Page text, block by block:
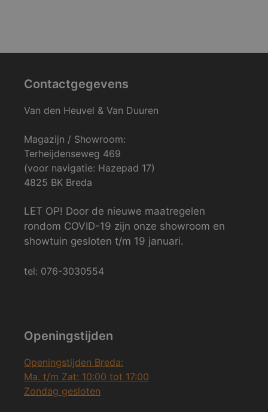
Contactgegevens
Van den Heuvel & Van Duuren
Magazijn / Showroom:
Terheijdenseweg 469
(voor navigatie: Hazepad 17)
4825 BK Breda
LET OP! Door de nieuwe maatregelen
rondom COVID-19 zijn onze showroom en
showtuin gesloten t/m 19 januari.
tel: 076-3030554
Openingstijden
Openingstijden Breda:
Ma. t/m Zat: 10:00 tot 17:00
Zondag gesloten